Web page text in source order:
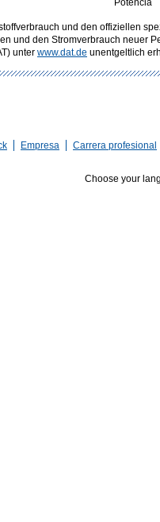
Potencia
und den offiziellen
und den Stromverbrauch neuer
unter www.dat.de unentgeltlich
Empresa Carrera profesional
Choose your